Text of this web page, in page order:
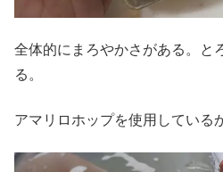
全体的にまろやかさがある。と
る。
アマリロホップを使用している